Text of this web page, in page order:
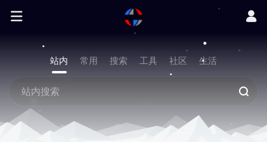
站内 常用 搜索 工具 社区 生活